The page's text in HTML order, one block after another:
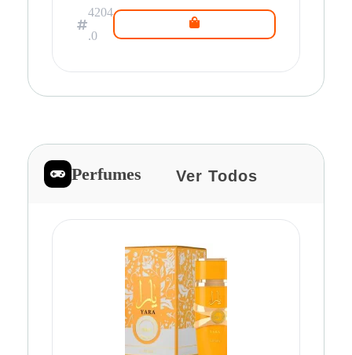
4204
.0
Perfumes Ver Todos